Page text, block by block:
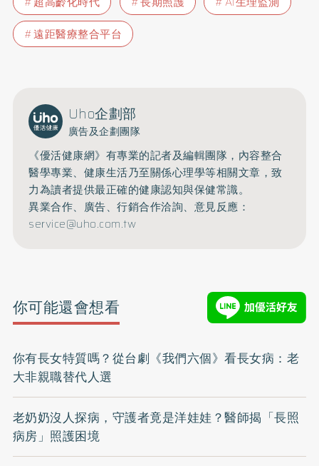
遠距醫療整合平台
Uho企劃部
廣告及企劃團隊
《優活健康網》有專業的記者及編輯團隊，內容整合
醫學專業、健康生活乃至關係心理學等相關文章，致
力為讀者提供最正確的健康認知與保健常識。
異業合作、廣告、行銷合作洽詢、意見反應：
service@uho.com.tw
你可能還會想看
你有長女特質嗎？從台劇《我們六個》看長女病：老
大非親職替代人選
老奶奶沒人探病，守護者竟是洋娃娃？醫師揭「長照
病房」照護困境